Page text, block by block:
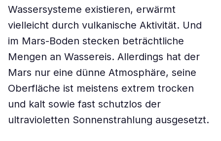
Wassersysteme existieren, erwärmt
vielleicht durch vulkanische Aktivität. Und
im Mars-Boden stecken beträchtliche
Mengen an Wassereis. Allerdings hat der
Mars nur eine dünne Atmosphäre, seine
Oberfläche ist meistens extrem trocken
und kalt sowie fast schutzlos der
ultravioletten Sonnenstrahlung ausgesetzt.